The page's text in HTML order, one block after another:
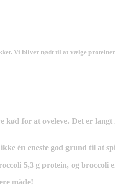
Vi bliver nødt til at vælge
kød for at oveleve. Det er
én eneste god grund til at
5,3 g protein, og